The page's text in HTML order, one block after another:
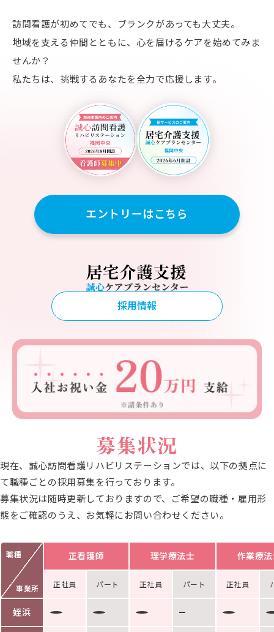
訪問看護が初めてでも、ブランクがあっても大丈夫。
地域を支える仲間とともに、心を届けるケアを始めてみま
せんか？
私たちは、挑戦するあなたを全力で応援します。
エントリーはこちら
採用情報
募集状況
現在、誠心訪問看護リハビリステーションでは、以下の拠点に
て職種ごとの採用募集を行っております。
募集状況は随時更新しておりますので、ご希望の職種・雇用形
態をご確認のうえ、お気軽にお問い合わせください。
職種
事業所
正看護師 理学療法士 作業療
正社員 パート 正社員 パート 正社員
姪浜